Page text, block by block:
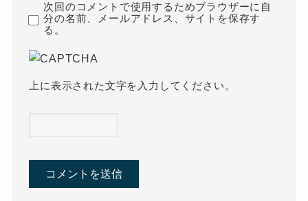
次回のコメントで使用するためブラウザーに自
分の名前、メールアドレス、サイトを保存す
る。
上に表示された文字を入力してください。